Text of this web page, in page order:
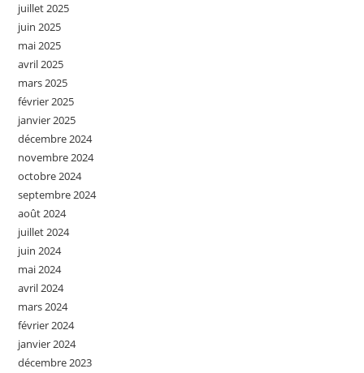
juillet 2025
juin 2025
mai 2025
avril 2025
mars 2025
février 2025
janvier 2025
décembre 2024
novembre 2024
octobre 2024
septembre 2024
août 2024
juillet 2024
juin 2024
mai 2024
avril 2024
mars 2024
février 2024
janvier 2024
décembre 2023